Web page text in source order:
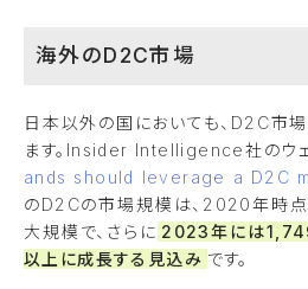
海外のD2C市場
日本以外の国においても、D2C市
ます。Insider Intelligence社のウェ
ands should leverage a D2C
のD2Cの市場規模は、2020年時
大規模で、さらに 2023年には
以上に成長する見込み です。